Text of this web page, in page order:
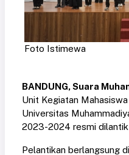
Foto Istimewa
BANDUNG, Suara
Unit Kegiatan
Universitas
2023-2024 resmi
Pelantikan berlangsung